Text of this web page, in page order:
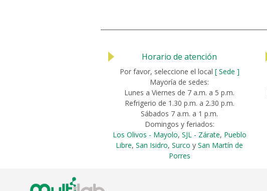
Horario de atención
Por favor, seleccione el local [ Sede ]
Mayoría de sedes:
Lunes a Viernes de 7 a.m. a 5 p.m.
Refrigerio de 1.30 p.m. a 2.30 p.m.
Sábados 7 a.m. a 1 p.m.
Domingos y feriados:
Los Olivos - Mayolo, SJL - Zárate, Pueblo
Libre,San Isidro,Surco ySan Martín de
Porres